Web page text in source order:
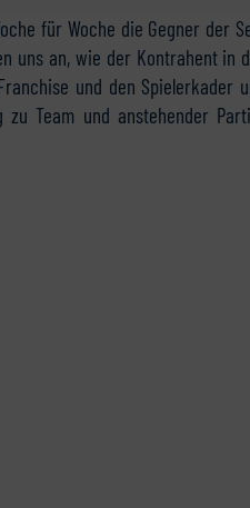
für Woche die Gegner der
uns an, wie der Kontrahent in
und den Spielerkader
Team und anstehender